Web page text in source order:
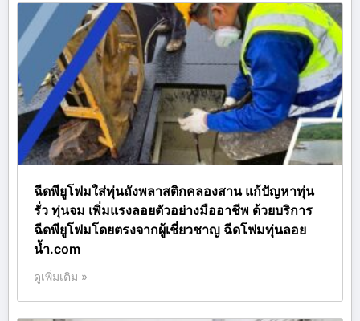
ฉีดพียูโฟมใส่ทุ่นถังพลาสติกคลองสาน แก้ปัญหาทุ่น
รั่ว ทุ่นจม เพิ่มแรงลอยตัวอย่างมืออาชีพ ด้วยบริการ
ฉีดพียูโฟมโดยตรงจากผู้เชี่ยวชาญ ฉีดโฟมทุ่นลอย
น้ำ.com
ดูเพิ่มเติม »